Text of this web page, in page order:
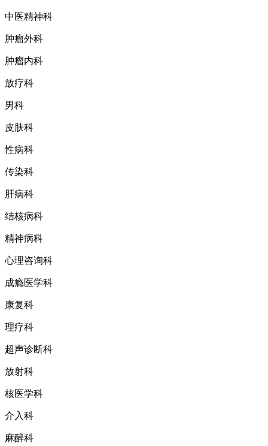
中医精神科
肿瘤外科
肿瘤内科
放疗科
男科
皮肤科
性病科
传染科
肝病科
结核病科
精神病科
心理咨询科
成瘾医学科
康复科
理疗科
超声诊断科
放射科
核医学科
介入科
麻醉科